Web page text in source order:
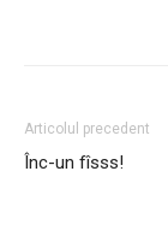
Articolul precedent
Înc-un fîsss!